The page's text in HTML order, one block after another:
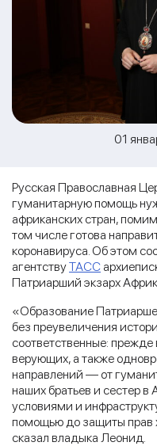
01
Русская Православная
гуманитарную помощь
африканских стран,
том числе готова
коронавируса. Об этом
агентствуТАСС
Патриарший экзарх
«Образование
без преувеличения
соответственные:
верующих, а также
направлений — от
наших братьев и сестер
условиями и
помощью до защиты прав
сказал владыка Леонид.